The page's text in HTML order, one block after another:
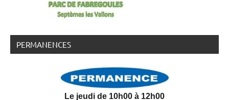
PERMANENCES
Le jeudi de 10h00 à 12h00